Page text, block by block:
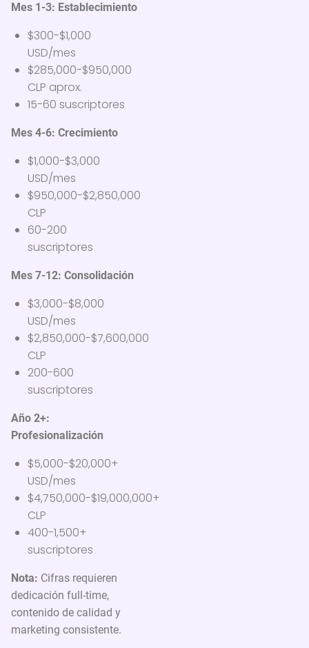
Mes 1-3: Establecimiento
$300-$1,000
USD/mes
$285,000-$950,000
CLP aprox.
15-60 suscriptores
Mes 4-6: Crecimiento
$1,000-$3,000
USD/mes
$950,000-$2,850,000
CLP
60-200
suscriptores
Mes 7-12: Consolidación
$3,000-$8,000
USD/mes
$2,850,000-$7,600,000
CLP
200-600
suscriptores
Año 2+:
Profesionalización
$5,000-$20,000+
USD/mes
$4,750,000-$19,000,000+
CLP
400-1,500+
suscriptores
Nota: Cifras requieren
dedicación full-time,
contenido de calidad y
marketing consistente.